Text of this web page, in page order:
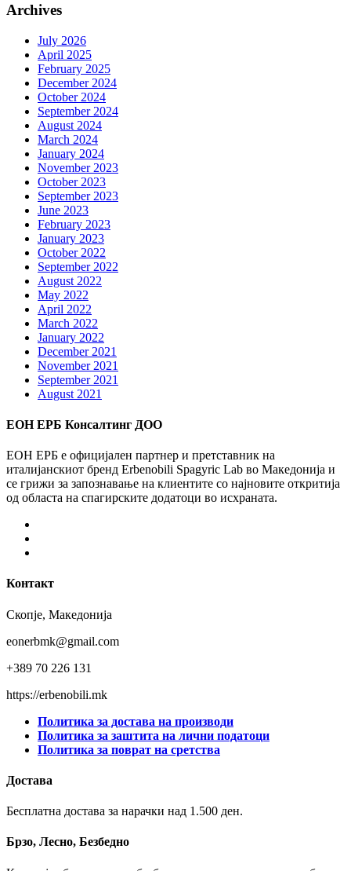
Archives
July 2026
April 2025
February 2025
December 2024
October 2024
September 2024
August 2024
March 2024
January 2024
November 2023
October 2023
September 2023
June 2023
February 2023
January 2023
October 2022
September 2022
August 2022
May 2022
April 2022
March 2022
January 2022
December 2021
November 2021
September 2021
August 2021
ЕОН ЕРБ Консалтинг ДОО
ЕОН ЕРБ е официјален партнер и претставник на
италијанскиот бренд Erbenobili Spagyric Lab во Македонија и
се грижи за запознавање на клиентите со најновите откритија
од областа на спагирските додатоци во исхраната.
Контакт
Скопје, Македонија
eonerbmk@gmail.com
+389 70 226 131
https://erbenobili.mk
Политика за достава на производи
Политика за заштита на лични податоци
Политика за поврат на сретства
Достава
Бесплатна достава за нарачки над 1.500 ден.
Брзо, Лесно, Безбедно